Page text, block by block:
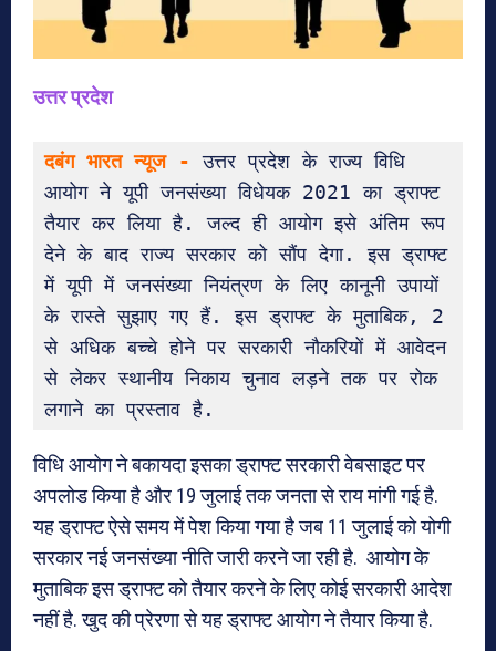
उत्तर प्रदेश
दबंग भारत न्यूज - उत्तर प्रदेश के राज्य विधि
आयोग ने यूपी जनसंख्या विधेयक 2021 का ड्राफ्ट
तैयार कर लिया है. जल्द ही आयोग इसे अंतिम रूप
देने के बाद राज्य सरकार को सौंप देगा. इस ड्राफ्ट
में यूपी में जनसंख्या नियंत्रण के लिए कानूनी उपायों
के रास्ते सुझाए गए हैं. इस ड्राफ्ट के मुताबिक, 2
से अधिक बच्चे होने पर सरकारी नौकरियों में आवेदन
से लेकर स्थानीय निकाय चुनाव लड़ने तक पर रोक
लगाने का प्रस्ताव है.
विधि आयोग ने बकायदा इसका ड्राफ्ट सरकारी वेबसाइट पर
अपलोड किया है और 19 जुलाई तक जनता से राय मांगी गई है.
यह ड्राफ्ट ऐसे समय में पेश किया गया है जब 11 जुलाई को योगी
सरकार नई जनसंख्या नीति जारी करने जा रही है. आयोग के
मुताबिक इस ड्राफ्ट को तैयार करने के लिए कोई सरकारी आदेश
नहीं है. खुद की प्रेरणा से यह ड्राफ्ट आयोग ने तैयार किया है.